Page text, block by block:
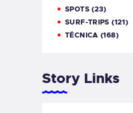
SPOTS(23)
SURF-TRIPS (121)
TÉCNICA (168)
Story Links